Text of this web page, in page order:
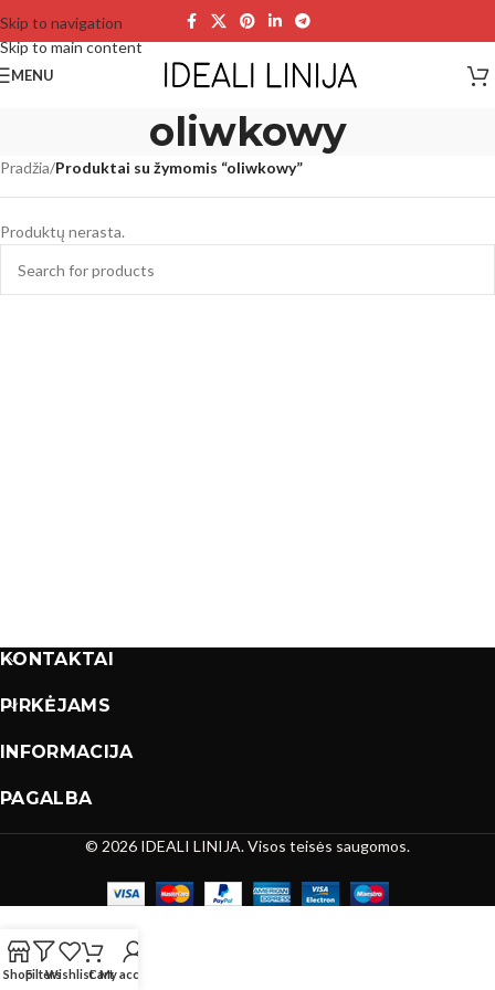
Skip to navigation
Skip to main content
MENU
oliwkowy
Pradžia/Produktai su žymomis “oliwkowy”
Produktų nerasta.
KONTAKTAI
PIRKĖJAMS
INFORMACIJA
PAGALBA
© 2026 IDEALI LINIJA. Visos teisės saugomos.
ShopFiltersWishlistCartMy account